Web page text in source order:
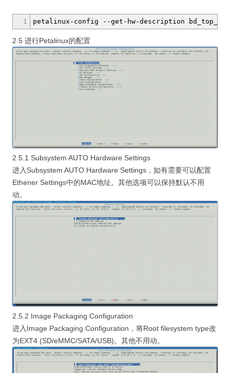
1 petalinux-config --get-hw-description
2.5 进行Petalinux的配置
2.5.1 Subsystem AUTO Hardware Settings
进入Subsystem AUTO Hardware Settings，如有需要可以配置
Ethener Settings中的MAC地址。其他选项可以保持默认不用
动。
2.5.2 Image Packaging Configuration
进入Image Packaging Configuration，将Root filesystem type改
为EXT4 (SD/eMMC/SATA/USB)。其他不用动。